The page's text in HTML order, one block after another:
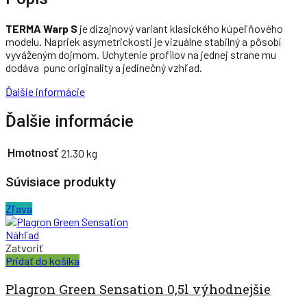
TERMA Warp S je dizajnový variant klasického kúpeľňového
modelu. Napriek asymetrickosti je vizuálne stabilný a pôsobí
vyváženým dojmom. Uchytenie profilov na jednej strane mu
dodáva punc originality a jedinečný vzhľad.
Ďalšie informácie
Ďalšie informácie
Hmotnosť 21,30 kg
Súvisiace produkty
Zľava
Náhľad
Zatvoriť
Pridať do košíka
Plagron Green Sensation 0,5l výhodnejšie